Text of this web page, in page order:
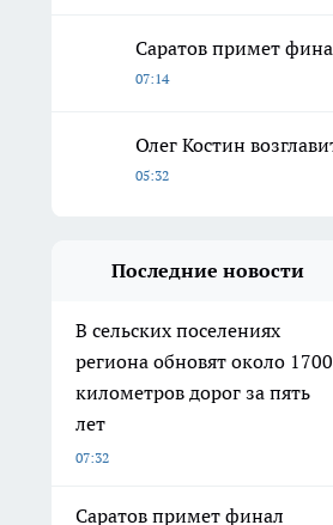
Саратов примет
07:14
Олег Костин
05:32
Последние новости
В сельских поселениях
региона обновят около 1700
километров дорог за пять
лет
07:32
Саратов примет финал